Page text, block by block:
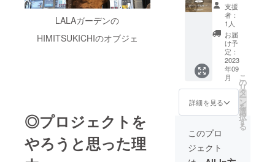
LALAガーデンの
HIMITSUKICHIのオブジェ
◎プロジェクトを
やろうと思った理
業様の
承諾を
得たも
のとさ
せてい
ただき
ます。
※特設
Webサ
イト内
掲載の
企業ロ
ゴデー
タにつ
きまし
ては
たしま
す。
※HIMIT
SUKIC
HI店舗
のみで
ご利用
いただ
けま
す。 ※
オンラ
イン
ショッ
プでは
ご利用
できま
業名掲
載（2年
間） ②
特設
ウェブ
サイト
にて企
業名掲
載（2年
間） ③
バーベ
キュー
用食材
の提供
（10～
15名様
名権プ
ラン】
CHIISA
NAMO
RIの屋
外ス
テージ
に「命
名でき
る権
利」差
し上げ
ます！
■リター
ン内容
➀御礼
支援
者：
1人
お届
け予
定：
2023
年09
月
詳細を見る
こ
の
リ
タ
ー
ン
を
選
択
す
る
このプロ
ジェクト